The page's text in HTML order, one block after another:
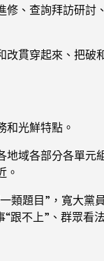
、查詢拜訪研討
貫穿起來、把
和光鮮特點。
域各部分各單
。
類題目”，寬大
跟不上”、群眾看